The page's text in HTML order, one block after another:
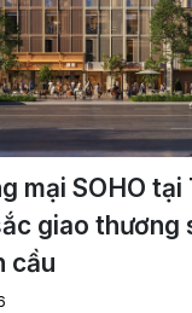
mại SOHO tại
giao thương
cầu